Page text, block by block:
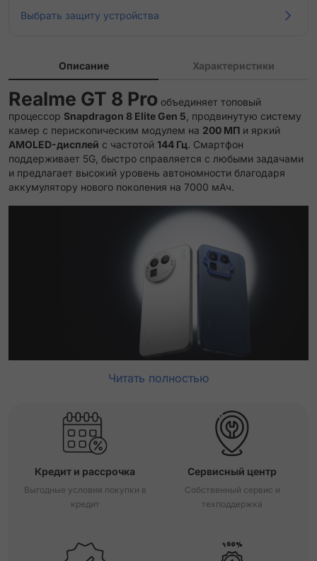
Выбрать защиту устройства
Описание Характеристики
Realme GT 8 Pro объединяет топовый
процессор Snapdragon 8 Elite Gen 5 , продвинутую систему
камер с перископическим модулем на 200 МП и яркий
AMOLED-дисплей с частотой 144 Гц. Смартфон
поддерживает 5G, быстро справляется с любыми задачами
и предлагает высокий уровень автономности благодаря
аккумулятору нового поколения на 7000 мАч.
Читать полностью
Кредит и рассрочка
Выгодные условия покупки в
кредит
Сервисный центр
Собственный сервис и
техподдержка